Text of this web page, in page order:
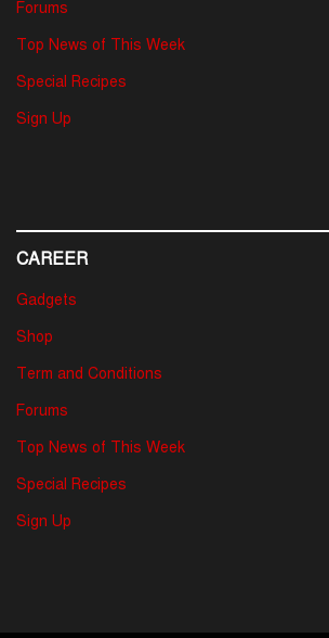
Forums
Top News of This Week
Special Recipes
Sign Up
CAREER
Gadgets
Shop
Term and Conditions
Forums
Top News of This Week
Special Recipes
Sign Up